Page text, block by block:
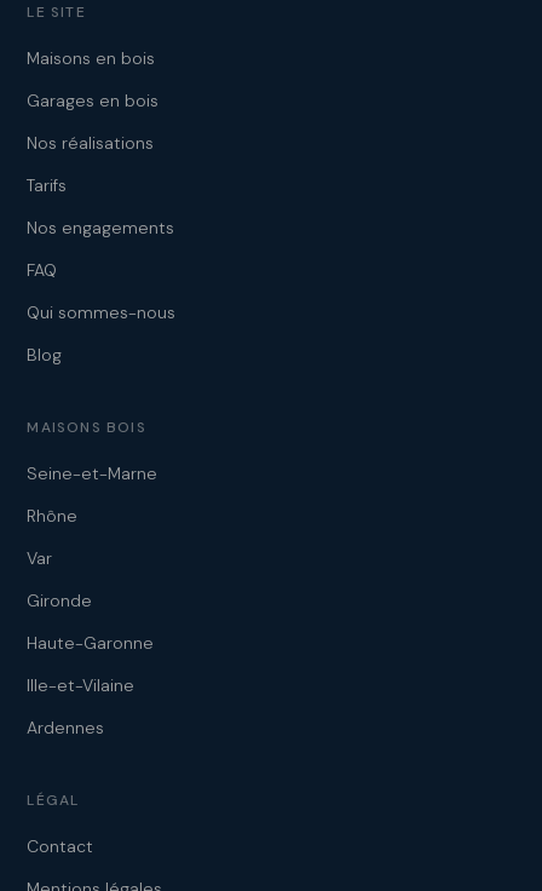
LE SITE
Maisons en bois
Garages en bois
Nos réalisations
Tarifs
Nos engagements
FAQ
Qui sommes-nous
Blog
MAISONS BOIS
Seine-et-Marne
Rhône
Var
Gironde
Haute-Garonne
Ille-et-Vilaine
Ardennes
LÉGAL
Contact